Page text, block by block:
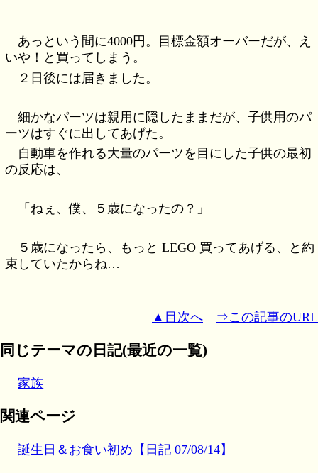
あっという間に4000円。目標金額オーバーだが、え
いや！と買ってしまう。
２日後には届きました。
細かなパーツは親用に隠したままだが、子供用のパ
ーツはすぐに出してあげた。
自動車を作れる大量のパーツを目にした子供の最初
の反応は、
「ねぇ、僕、５歳になったの？」
５歳になったら、もっと LEGO 買ってあげる、と約
束していたからね…
▲目次へ ⇒この記事のURL
同じテーマの日記(最近の一覧)
家族
関連ページ
誕生日＆お食い初め【日記 07/08/14】